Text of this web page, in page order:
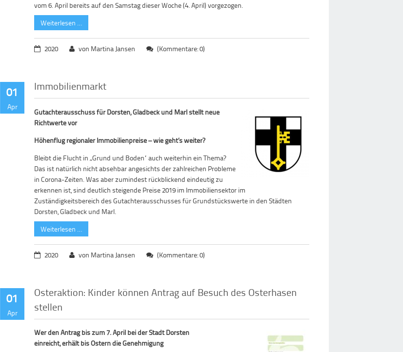
vom 6. April bereits auf den Samstag dieser Woche (4. April) vorgezogen.
Weiterlesen …
2020 von Martina Jansen (Kommentare: 0)
01
Apr
Immobilienmarkt
Gutachterausschuss für Dorsten, Gladbeck und Marl stellt neue
Richtwerte vor
Höhenflug regionaler Immobilienpreise – wie geht’s weiter?
Bleibt die Flucht in „Grund und Boden“ auch weiterhin ein Thema?
Das ist natürlich nicht absehbar angesichts der zahlreichen Probleme
in Corona-Zeiten. Was aber zumindest rückblickend eindeutig zu
erkennen ist, sind deutlich steigende Preise 2019 im Immobiliensektor im
Zuständigkeitsbereich des Gutachterausschusses für Grundstückswerte in den Städten
Dorsten, Gladbeck und Marl.
Weiterlesen …
2020 von Martina Jansen (Kommentare: 0)
01
Apr
Osteraktion: Kinder können Antrag auf Besuch des Osterhasen
stellen
Wer den Antrag bis zum 7. April bei der Stadt Dorsten
einreicht, erhält bis Ostern die Genehmigung